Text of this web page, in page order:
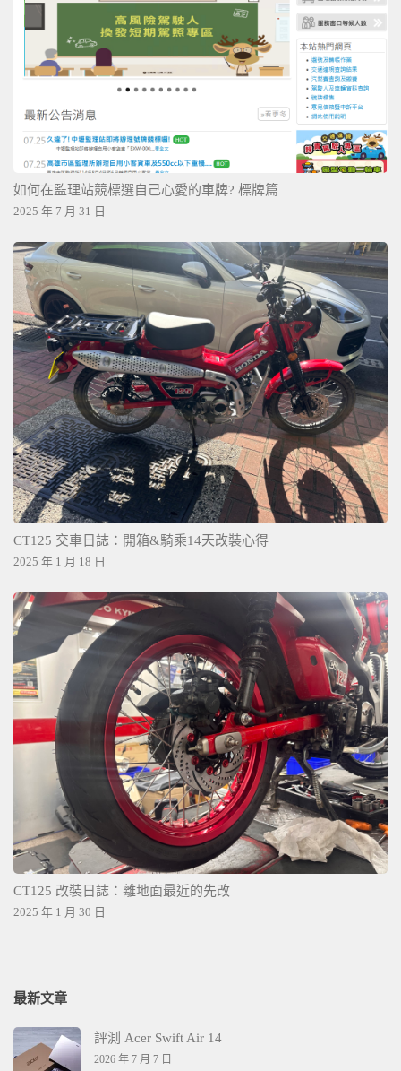
如何在監理站競標選自己心愛的車牌? 標牌篇
2025 年 7 月 31 日
CT125 交車日誌：開箱&騎乘14天改裝心得
2025 年 1 月 18 日
CT125 改裝日誌：離地面最近的先改
2025 年 1 月 30 日
最新文章
評測 Acer Swift Air 14
2026 年 7 月 7 日